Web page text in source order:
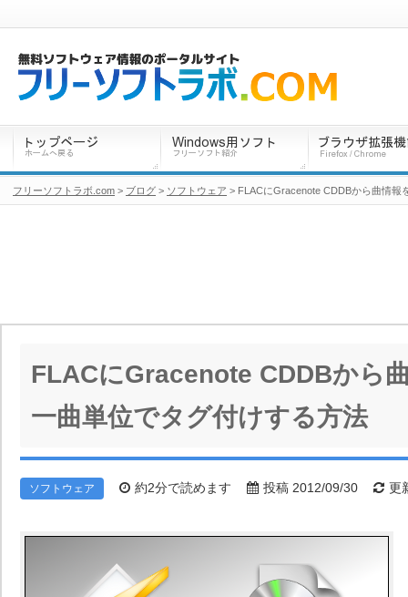
FLACにGracenote CDDBから
一曲単位でタグ付けする方法
ソフトウェア 約2分で読めます 投稿 2012/09/30 更
フリーソフトラボ.com > ブログ > ソフトウェア > FLACにGracenote CDDBから曲情報